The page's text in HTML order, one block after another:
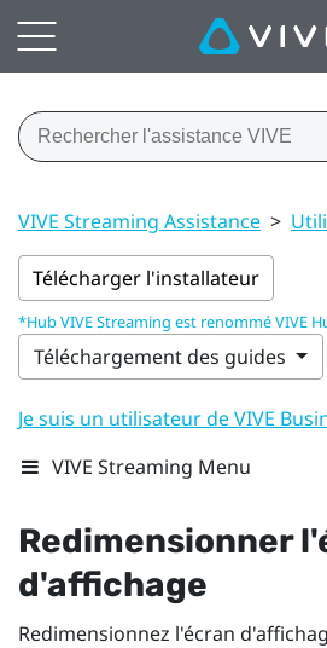
VIVE Streaming Assistance >
Télécharger l'installateur
*Hub VIVE Streaming est renommé VIVE
Téléchargement des guides
Je suis un utilisateur de VIVE
VIVE Streaming Menu
Redimensionner
d'affichage
Redimensionnez l'écran